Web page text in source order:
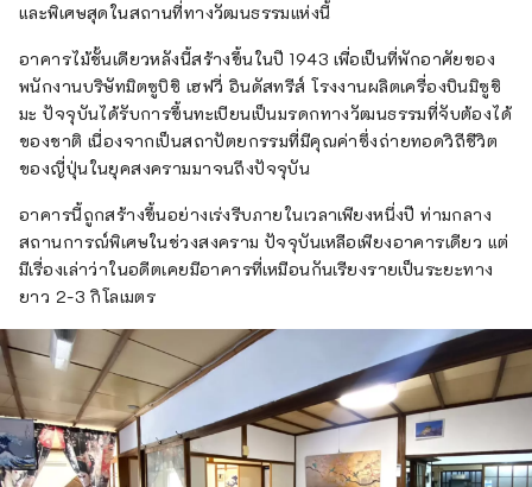
และพิเศษสุดในสถานที่ทางวัฒนธรรมแห่งนี้
อาคารไม้ชั้นเดียวหลังนี้สร้างขึ้นในปี 1943 เพื่อเป็นที่พักอาศัยของ
พนักงานบริษัทมิตซูบิชิ เฮฟวี่ อินดัสทรีส์ โรงงานผลิตเครื่องบินมิซูชิ
มะ ปัจจุบันได้รับการขึ้นทะเบียนเป็นมรดกทางวัฒนธรรมที่จับต้องได้
ของชาติ เนื่องจากเป็นสถาปัตยกรรมที่มีคุณค่าซึ่งถ่ายทอดวิถีชีวิต
ของญี่ปุ่นในยุคสงครามมาจนถึงปัจจุบัน
อาคารนี้ถูกสร้างขึ้นอย่างเร่งรีบภายในเวลาเพียงหนึ่งปี ท่ามกลาง
สถานการณ์พิเศษในช่วงสงคราม ปัจจุบันเหลือเพียงอาคารเดียว แต่
มีเรื่องเล่าว่าในอดีตเคยมีอาคารที่เหมือนกันเรียงรายเป็นระยะทาง
ยาว 2-3 กิโลเมตร